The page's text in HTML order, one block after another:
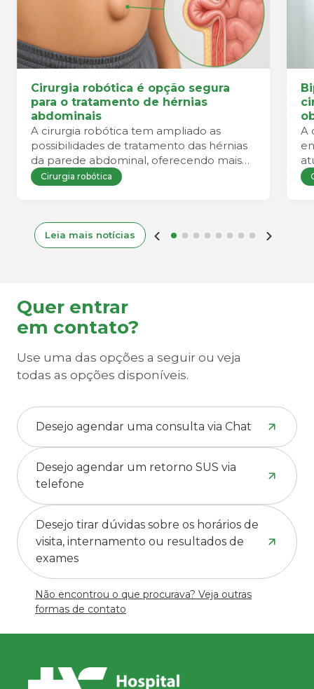
Cirurgia robótica é opção segura
para o tratamento de hérnias
abdominais
A cirurgia robótica tem ampliado as
possibilidades de tratamento das hérnias
da parede abdominal, oferecendo mais
precisão durante o procedimento e
favorecendo uma recuperação mais
Cirurgia robótica
A
Leia mais notícias
Quer entrar
em contato?
Use uma das opções a seguir ou veja
todas as opções disponíveis.
Desejo agendar uma consulta via Chat
Desejo agendar um retorno SUS via
telefone
Desejo tirar dúvidas sobre os horários de
visita, internamento ou resultados de
exames
Não encontrou o que procurava? Veja outras
formas de contato